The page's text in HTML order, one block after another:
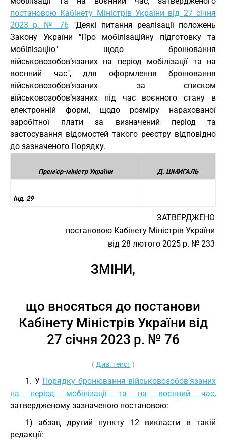
постановою Кабінету Міністрів України від 27 січня
2023 р. № 76"Деякі питання реалізації положень
Закону України "Про мобілізаційну підготовку та
мобілізацію" щодо бронювання
військовозобов’язаних на період мобілізації та на
воєнний час", для оформлення бронювання
військовозобов’язаних за списком
військовозобов’язаних під час воєнного стану в
електронній формі, щодо розміру нарахованої
заробітної плати за визначений період та
застосування відомостей такого реєстру відповідно
до зазначеного Порядку.
Прем'єр-міністр України Д. ШМИГАЛЬ
Інд. 29
ЗАТВЕРДЖЕНО
постановою Кабінету Міністрів України
від 28 лютого 2025 р. № 233
ЗМІНИ,
що вносяться до постанови
Кабінету Міністрів України від
27 січня 2023 р. № 76
( Див. текст)
1. У Порядку бронювання військовозобов’язаних
на період мобілізації та на воєнний час,
затвердженому зазначеною постановою:
1) абзац другий пункту 12 викласти в такій
редакції: